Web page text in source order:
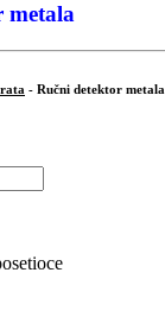
metala
- Ručni detektor metala